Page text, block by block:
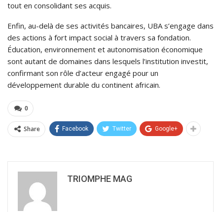
tout en consolidant ses acquis.
Enfin, au-delà de ses activités bancaires, UBA s’engage dans
des actions à fort impact social à travers sa fondation.
Éducation, environnement et autonomisation économique
sont autant de domaines dans lesquels l’institution investit,
confirmant son rôle d’acteur engagé pour un
développement durable du continent africain.
0
Share Facebook Twitter Google+
TRIOMPHE MAG